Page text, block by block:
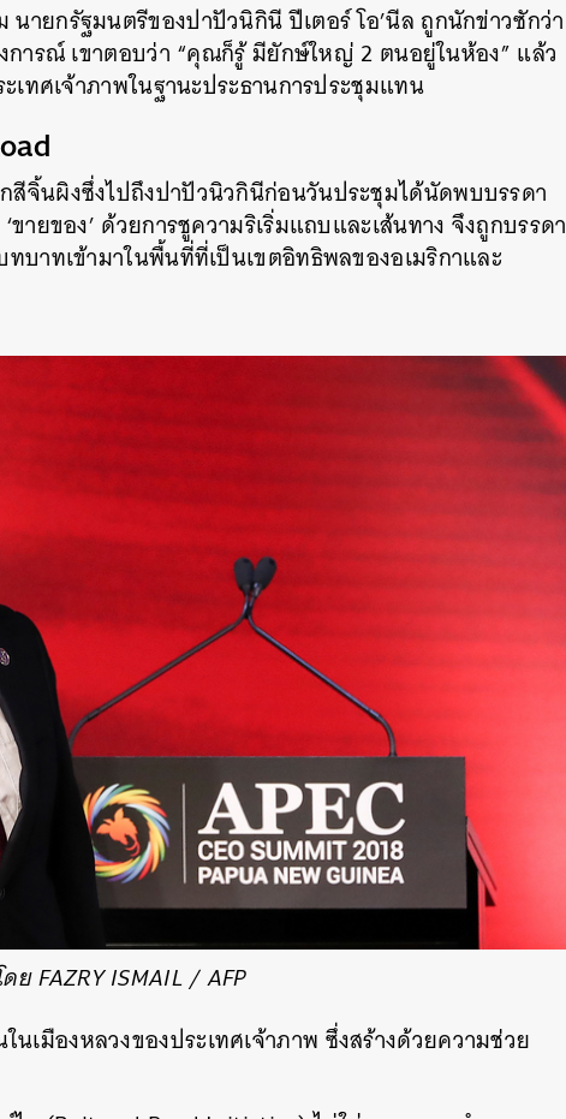
นายกรัฐมนตรีของปาปัวนิกินี ปีเตอร์ โอ’นีล ถูกนักข่าวซักว่า
การณ์ เขาตอบว่า “คุณก็รู้ มียักษ์ใหญ่ 2 ตนอยู่ในห้อง” แล้ว
ทศเจ้าภาพในฐานะประธานการประชุมแทน
สีจิ้นผิงซึ่งไปถึงปาปัวนิวกินีก่อนวันประชุมได้นัดพบบรรดา
ายของ’ ด้วยการชูความริเริ่มแถบและเส้นทาง จึงถูกบรรดา
บาทเข้ามาในพื้นที่ที่เป็นเขตอิทธิพลของอเมริกาและ
ย FAZRY ISMAIL / AFP
นเมืองหลวงของประเทศเจ้าภาพ ซึ่งสร้างด้วยความช่วย